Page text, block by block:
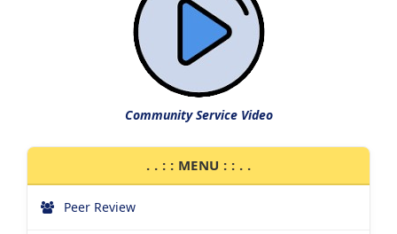
Community Service Video
. . : : MENU : : . .
Peer Review